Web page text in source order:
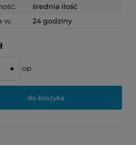
średnia ilość
w:
24 godziny
+ op.
do koszyka